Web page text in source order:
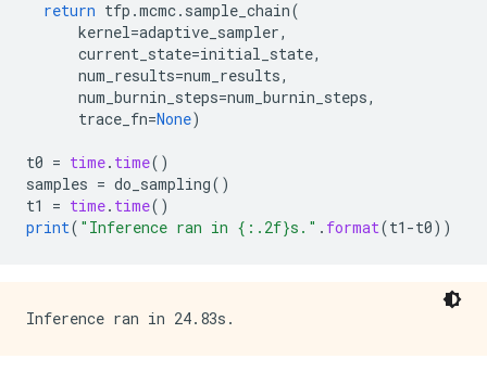
return tfp .mcmc. sample_chain(
kernel=adaptive_sampler,
current_state=initial_state,
num_results=num_results,
num_burnin_steps=num_burnin_steps,
trace_fn=None)
t0 = time. time()
samples = do_sampling()
t1
= time. time()
print( "Inference ran in {:.2f}s." . format(t1 -t0))